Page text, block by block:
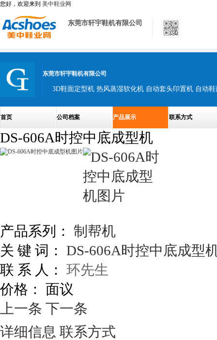
您好，欢迎来到 美中鞋业网
东莞市轩宇鞋机有限公司
东莞市轩宇鞋机有限公司
3D鞋面定型机 热风蒸湿软化机 自动套头印置机 自动
首页 公司档案 产品展示 联系方式
DS-606A时控中底成型机
产品系列： 制帮机
关 键 词： DS-606A时控中底成型
联 系 人： 环先生
价格： 面议
上一条 下一条
详细信息 联系方式